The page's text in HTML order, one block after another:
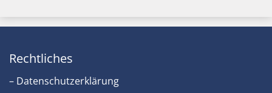
Rechtliches
– Datenschutzerklärung